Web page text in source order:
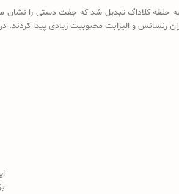
حلقه رومی به حلقه کلاداگ تبدیل شد که جفت